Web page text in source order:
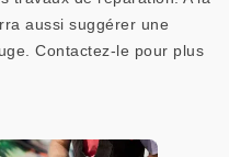
aussi suggérer une
Contactez-le pour plus